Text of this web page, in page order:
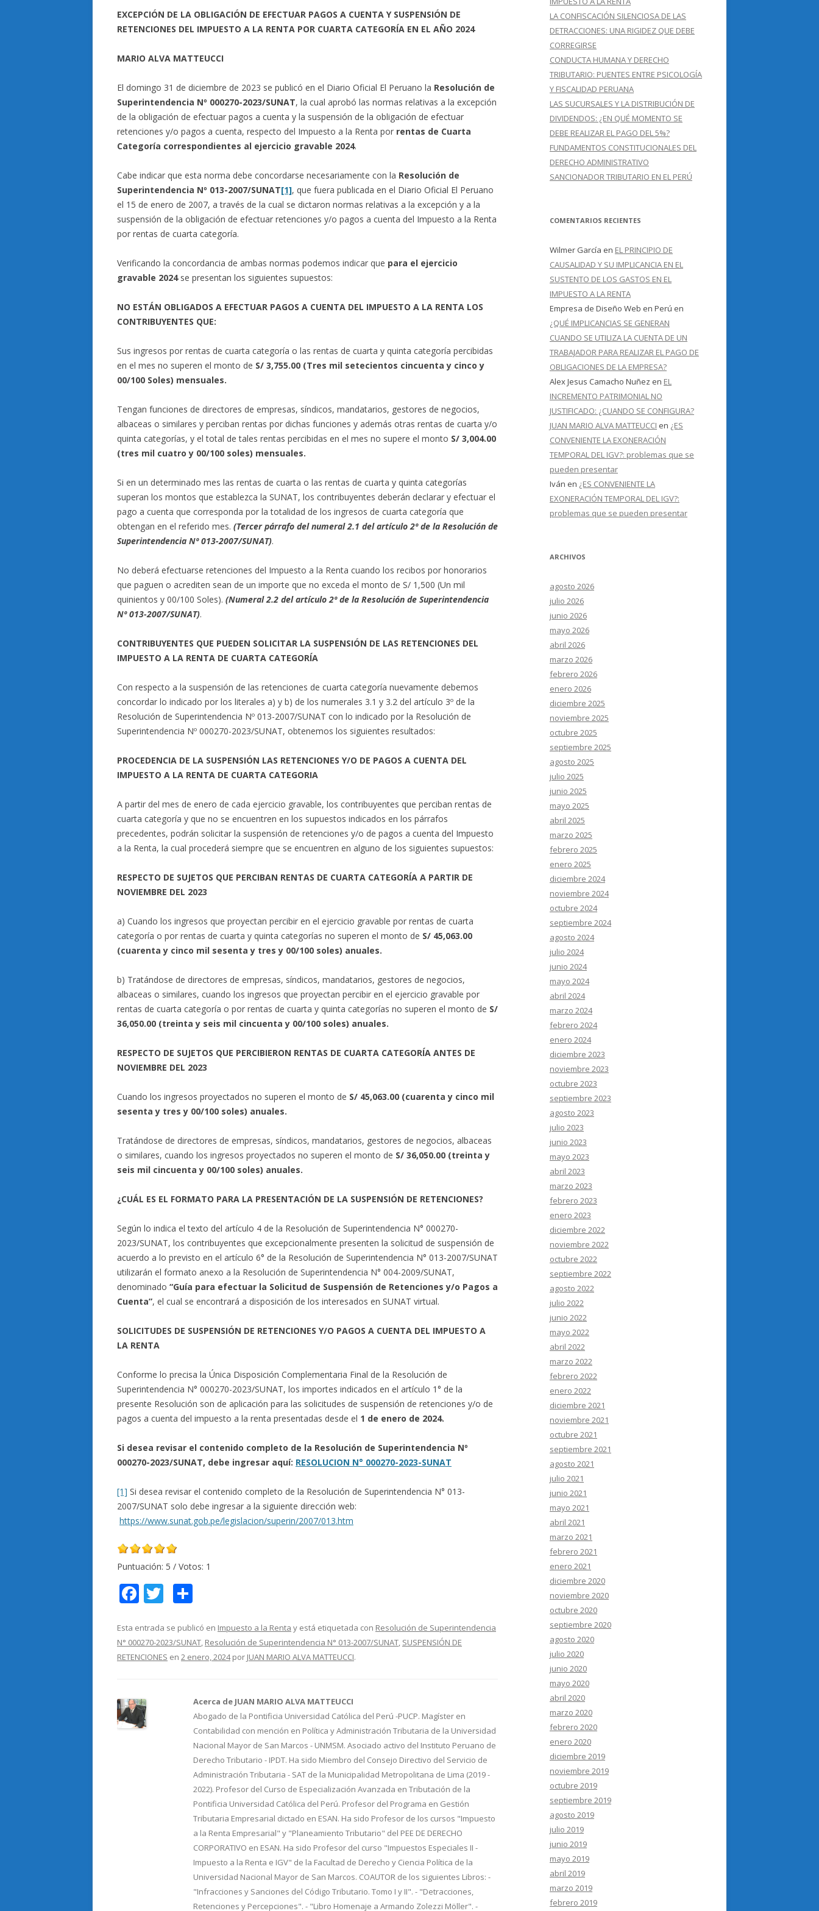
EXCEPCIÓN DE LA OBLIGACIÓN DE EFECTUAR PAGOS A CUENTA Y SUSPENSIÓN DE
RETENCIONES DEL IMPUESTO A LA RENTA POR CUARTA CATEGORÍA EN EL AÑO 2024
MARIO ALVA MATTEUCCI
El domingo 31 de diciembre de 2023 se publicó en el Diario Oficial El Peruano la Resolución de
Superintendencia Nº 000270-2023/SUNAT, la cual aprobó las normas relativas a la excepción
de la obligación de efectuar pagos a cuenta y la suspensión de la obligación de efectuar
retenciones y/o pagos a cuenta, respecto del Impuesto a la Renta por rentas de Cuarta
Categoría correspondientes al ejercicio gravable 2024.
Cabe indicar que esta norma debe concordarse necesariamente con la Resolución de
Superintendencia Nº 013-2007/SUNAT[1], que fuera publicada en el Diario Oficial El Peruano
el 15 de enero de 2007, a través de la cual se dictaron normas relativas a la excepción y a la
suspensión de la obligación de efectuar retenciones y/o pagos a cuenta del Impuesto a la Renta
por rentas de cuarta categoría.
Verificando la concordancia de ambas normas podemos indicar que para el ejercicio
gravable 2024se presentan los siguientes supuestos:
NO ESTÁN OBLIGADOS A EFECTUAR PAGOS A CUENTA DEL IMPUESTO A LA RENTA LOS
CONTRIBUYENTES QUE:
Sus ingresos por rentas de cuarta categoría o las rentas de cuarta y quinta categoría percibidas
en el mes no superen el monto de S/ 3,755.00 (Tres mil setecientos cincuenta y cinco y
00/100 Soles) mensuales.
Tengan funciones de directores de empresas, síndicos, mandatarios, gestores de negocios,
albaceas o similares y perciban rentas por dichas funciones y además otras rentas de cuarta y/o
quinta categorías, y el total de tales rentas percibidas en el mes no supere el monto S/ 3,004.00
(tres mil cuatro y 00/100 soles) mensuales.
Si en un determinado mes las rentas de cuarta o las rentas de cuarta y quinta categorías
superan los montos que establezca la SUNAT, los contribuyentes deberán declarar y efectuar el
pago a cuenta que corresponda por la totalidad de los ingresos de cuarta categoría que
obtengan en el referido mes. (Tercer párrafo del numeral 2.1 del artículo 2º de la Resolución de
Superintendencia Nº 013-2007/SUNAT).
No deberá efectuarse retenciones del Impuesto a la Renta cuando los recibos por honorarios
que paguen o acrediten sean de un importe que no exceda el monto de S/ 1,500 (Un mil
quinientos y 00/100 Soles). (Numeral 2.2 del artículo 2º de la Resolución de Superintendencia
Nº 013-2007/SUNAT).
CONTRIBUYENTES QUE PUEDEN SOLICITAR LA SUSPENSIÓN DE LAS RETENCIONES DEL
IMPUESTO A LA RENTA DE CUARTA CATEGORÍA
Con respecto a la suspensión de las retenciones de cuarta categoría nuevamente debemos
concordar lo indicado por los literales a) y b) de los numerales 3.1 y 3.2 del artículo 3º de la
Resolución de Superintendencia Nº 013-2007/SUNAT con lo indicado por la Resolución de
Superintendencia Nº 000270-2023/SUNAT, obtenemos los siguientes resultados:
PROCEDENCIA DE LA SUSPENSIÓN LAS RETENCIONES Y/O DE PAGOS A CUENTA DEL
IMPUESTO A LA RENTA DE CUARTA CATEGORIA
A partir del mes de enero de cada ejercicio gravable, los contribuyentes que perciban rentas de
cuarta categoría y que no se encuentren en los supuestos indicados en los párrafos
precedentes, podrán solicitar la suspensión de retenciones y/o de pagos a cuenta del Impuesto
a la Renta, la cual procederá siempre que se encuentren en alguno de los siguientes supuestos:
RESPECTO DE SUJETOS QUE PERCIBAN RENTAS DE CUARTA CATEGORÍA A PARTIR DE
NOVIEMBRE DEL 2023
a) Cuando los ingresos que proyectan percibir en el ejercicio gravable por rentas de cuarta
categoría o por rentas de cuarta y quinta categorías no superen el monto de S/ 45,063.00
(cuarenta y cinco mil sesenta y tres y 00/100 soles) anuales.
b) Tratándose de directores de empresas, síndicos, mandatarios, gestores de negocios,
albaceas o similares, cuando los ingresos que proyectan percibir en el ejercicio gravable por
rentas de cuarta categoría o por rentas de cuarta y quinta categorías no superen el monto de S/
36,050.00 (treinta y seis mil cincuenta y 00/100 soles) anuales.
RESPECTO DE SUJETOS QUE PERCIBIERON RENTAS DE CUARTA CATEGORÍA ANTES DE
NOVIEMBRE DEL 2023
Cuando los ingresos proyectados no superen el monto de S/ 45,063.00 (cuarenta y cinco mil
sesenta y tres y 00/100 soles) anuales.
Tratándose de directores de empresas, síndicos, mandatarios, gestores de negocios, albaceas
o similares, cuando los ingresos proyectados no superen el monto de S/ 36,050.00 (treinta y
seis mil cincuenta y 00/100 soles) anuales.
¿CUÁL ES EL FORMATO PARA LA PRESENTACIÓN DE LA SUSPENSIÓN DE RETENCIONES?
Según lo indica el texto del artículo 4 de la Resolución de Superintendencia N° 000270-
2023/SUNAT, los contribuyentes que excepcionalmente presenten la solicitud de suspensión de
acuerdo a lo previsto en el artículo 6° de la Resolución de Superintendencia N° 013-2007/SUNAT
utilizarán el formato anexo a la Resolución de Superintendencia N° 004-2009/SUNAT,
denominado “Guía para efectuar la Solicitud de Suspensión de Retenciones y/o Pagos a
Cuenta”, el cual se encontrará a disposición de los interesados en SUNAT virtual.
SOLICITUDES DE SUSPENSIÓN DE RETENCIONES Y/O PAGOS A CUENTA DEL IMPUESTO A
LA RENTA
Conforme lo precisa la Única Disposición Complementaria Final de la Resolución de
Superintendencia N° 000270-2023/SUNAT, los importes indicados en el artículo 1° de la
presente Resolución son de aplicación para las solicitudes de suspensión de retenciones y/o de
pagos a cuenta del impuesto a la renta presentadas desde el 1 de enero de 2024.
Si desea revisar el contenido completo de la Resolución de Superintendencia Nº
000270-2023/SUNAT, debe ingresar aquí: RESOLUCION N° 000270-2023-SUNAT
[1] Si desea revisar el contenido completo de la Resolución de Superintendencia N° 013-
2007/SUNAT solo debe ingresar a la siguiente dirección web:
https://www.sunat.gob.pe/legislacion/superin/2007/013.htm
Puntuación: 5 / Votos: 1
F
e
b
k
T
itt
er
m
p
r
Esta entrada se publicó en Impuesto a la Renta y está etiquetada con Resolución de Superintendencia
N° 000270-2023/SUNAT, Resolución de Superintendencia N° 013-2007/SUNAT, SUSPENSIÓN DE
RETENCIONES en 2 enero, 2024por JUAN MARIO ALVA MATTEUCCI.
Acerca de JUAN MARIO ALVA MATTEUCCI
Abogado de la Pontificia Universidad Católica del Perú -PUCP. Magíster en
Contabilidad con mención en Política y Administración Tributaria de la Universidad
Nacional Mayor de San Marcos - UNMSM. Asociado activo del Instituto Peruano de
Derecho Tributario - IPDT. Ha sido Miembro del Consejo Directivo del Servicio de
Administración Tributaria - SAT de la Municipalidad Metropolitana de Lima (2019 -
2022). Profesor del Curso de Especialización Avanzada en Tributación de la
Pontificia Universidad Católica del Perú. Profesor del Programa en Gestión
Tributaria Empresarial dictado en ESAN. Ha sido Profesor de los cursos "Impuesto
a la Renta Empresarial" y "Planeamiento Tributario" del PEE DE DERECHO
CORPORATIVO en ESAN. Ha sido Profesor del curso "Impuestos Especiales II -
Impuesto a la Renta e IGV" de la Facultad de Derecho y Ciencia Política de la
Universidad Nacional Mayor de San Marcos. COAUTOR de los siguientes Libros: -
"Infracciones y Sanciones del Código Tributario. Tomo I y II". - "Detracciones,
Retenciones y Percepciones". - "Libro Homenaje a Armando Zolezzi Möller". -
LA CONFISCACIÓN SILENCIOSA DE LAS
DETRACCIONES: UNA RIGIDEZ QUE DEBE
CORREGIRSE
CONDUCTA HUMANA Y DERECHO
TRIBUTARIO: PUENTES ENTRE PSICOLOGÍA
Y FISCALIDAD PERUANA
LAS SUCURSALES Y LA DISTRIBUCIÓN DE
DIVIDENDOS: ¿EN QUÉ MOMENTO SE
DEBE REALIZAR EL PAGO DEL 5%?
FUNDAMENTOS CONSTITUCIONALES DEL
DERECHO ADMINISTRATIVO
SANCIONADOR TRIBUTARIO EN EL PERÚ
COMENTARIOS RECIENTES
Wilmer García en EL PRINCIPIO DE
CAUSALIDAD Y SU IMPLICANCIA EN EL
SUSTENTO DE LOS GASTOS EN EL
IMPUESTO A LA RENTA
Empresa de Diseño Web en Perú en
¿QUÉ IMPLICANCIAS SE GENERAN
CUANDO SE UTILIZA LA CUENTA DE UN
TRABAJADOR PARA REALIZAR EL PAGO DE
OBLIGACIONES DE LA EMPRESA?
Alex Jesus Camacho Nuñez en EL
INCREMENTO PATRIMONIAL NO
JUSTIFICADO: ¿CUANDO SE CONFIGURA?
JUAN MARIO ALVA MATTEUCCI en ¿ES
CONVENIENTE LA EXONERACIÓN
TEMPORAL DEL IGV?: problemas que se
pueden presentar
Iván en ¿ES CONVENIENTE LA
EXONERACIÓN TEMPORAL DEL IGV?:
problemas que se pueden presentar
ARCHIVOS
agosto 2026
julio 2026
junio 2026
mayo 2026
abril 2026
marzo 2026
febrero 2026
enero 2026
diciembre 2025
noviembre 2025
octubre 2025
septiembre 2025
agosto 2025
julio 2025
junio 2025
mayo 2025
abril 2025
marzo 2025
febrero 2025
enero 2025
diciembre 2024
noviembre 2024
octubre 2024
septiembre 2024
agosto 2024
julio 2024
junio 2024
mayo 2024
abril 2024
marzo 2024
febrero 2024
enero 2024
diciembre 2023
noviembre 2023
octubre 2023
septiembre 2023
agosto 2023
julio 2023
junio 2023
mayo 2023
abril 2023
marzo 2023
febrero 2023
enero 2023
diciembre 2022
noviembre 2022
octubre 2022
septiembre 2022
agosto 2022
julio 2022
junio 2022
mayo 2022
abril 2022
marzo 2022
febrero 2022
enero 2022
diciembre 2021
noviembre 2021
octubre 2021
septiembre 2021
agosto 2021
julio 2021
junio 2021
mayo 2021
abril 2021
marzo 2021
febrero 2021
enero 2021
diciembre 2020
noviembre 2020
octubre 2020
septiembre 2020
agosto 2020
julio 2020
junio 2020
mayo 2020
abril 2020
marzo 2020
febrero 2020
enero 2020
diciembre 2019
noviembre 2019
octubre 2019
septiembre 2019
agosto 2019
julio 2019
junio 2019
mayo 2019
abril 2019
marzo 2019
febrero 2019